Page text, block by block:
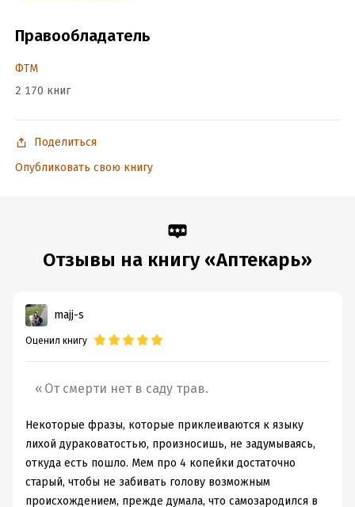
Правообладатель
ФТМ
2 170 книг
Поделиться
Опубликовать свою книгу
Отзывы на книгу «Аптекарь»
majj-s
Оценил книгу
От смерти нет в саду трав.
Некоторые фразы, которые приклеиваются к языку
лихой дураковатостью, произносишь, не задумываясь,
откуда есть пошло. Мем про 4 копейки достаточно
старый, чтобы не забивать голову возможным
происхождением, прежде думала, что самозародился в